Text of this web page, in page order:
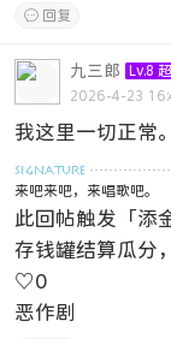
 回复
九三郎 Lv.8
2026-4-23
我这里一切正常。
来吧来吧，来唱歌吧。
此回帖触发「添
存钱罐结算瓜分
♡0
恶作剧